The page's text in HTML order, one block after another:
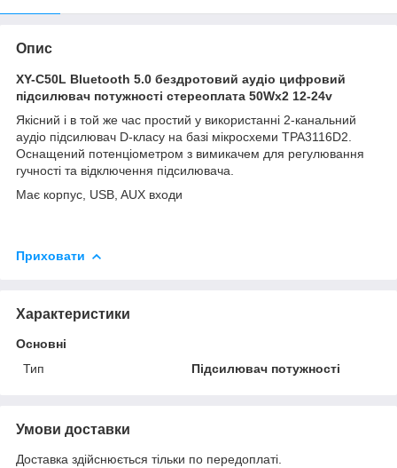
Опис
XY-C50L Bluetooth 5.0 бездротовий аудіо цифровий
підсилювач потужності стереоплата 50Wx2 12-24v
Якісний і в той же час простий у використанні 2-канальний
аудіо підсилювач D-класу на базі мікросхеми TPA3116D2.
Оснащений потенціометром з вимикачем для регулювання
гучності та відключення підсилювача.
Має корпус, USB, AUX входи
Приховати
Характеристики
Основні
Тип
Підсилювач потужності
Умови доставки
Доставка здійснюється тільки по передоплаті.